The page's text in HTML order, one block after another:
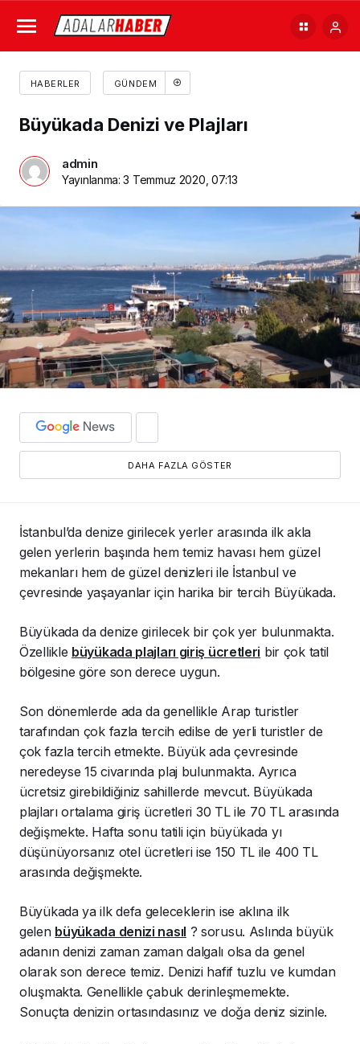
HABERLER GÜNDEM
Büyükada Denizi ve Plajları
admin
Yayınlanma:3 Temmuz 2020, 07:13
DAHA FAZLA GÖSTER
İstanbul’da denize girilecek yerler arasında ilk akla
gelen yerlerin başında hem temiz havası hem güzel
mekanları hem de güzel denizleri ile İstanbul ve
çevresinde yaşayanlar için harika bir tercih Büyükada.
Büyükada da denize girilecek bir çok yer bulunmakta.
Özellikle büyükada plajları giriş ücretleri bir çok tatil
bölgesine göre son derece uygun.
Son dönemlerde ada da genellikle Arap turistler
tarafından çok fazla tercih edilse de yerli turistler de
çok fazla tercih etmekte. Büyük ada çevresinde
neredeyse 15 civarında plaj bulunmakta. Ayrıca
ücretsiz girebildiğiniz sahillerde mevcut. Büyükada
plajları ortalama giriş ücretleri 30 TL ile 70 TL arasında
değişmekte. Hafta sonu tatili için büyükada yı
düşünüyorsanız otel ücretleri ise 150 TL ile 400 TL
arasında değişmekte.
Büyükada ya ilk defa geleceklerin ise aklına ilk
gelen büyükada denizi nasıl ? sorusu. Aslında büyük
adanın denizi zaman zaman dalgalı olsa da genel
olarak son derece temiz. Denizi hafif tuzlu ve kumdan
oluşmakta. Genellikle çabuk derinleşmemekte.
Sonuçta denizin ortasındasınız ve doğa deniz sizinle.